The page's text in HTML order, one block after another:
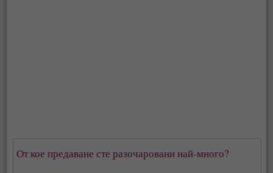
От кое предаване сте разочаровани най-много?